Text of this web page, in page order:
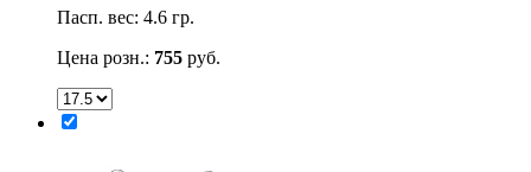
Пасп. вес: 4.6 гр.
Цена розн.: 755 руб.